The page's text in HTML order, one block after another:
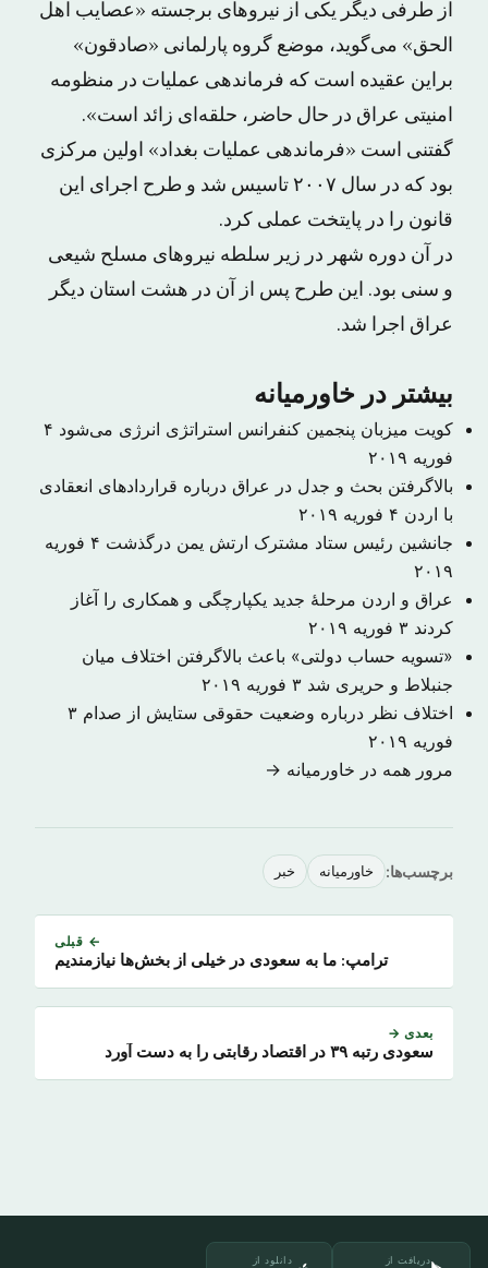
از طرفی دیگر یکی از نیروهای برجسته «عصایب اهل
الحق» می‌گوید، موضع گروه پارلمانی «صادقون»
براین عقیده است که فرماندهی عملیات در منظومه
امنیتی عراق در حال حاضر، حلقه‌ای زائد است».
گفتنی است «فرماندهی عملیات بغداد» اولین مرکزی
بود که در سال ۲۰۰۷ تاسیس شد و طرح اجرای این
قانون را در پایتخت عملی کرد.
در آن دوره شهر در زیر سلطه نیروهای مسلح شیعی
و سنی بود. این طرح پس از آن در هشت استان دیگر
عراق اجرا شد.
بیشتر در خاورمیانه
کویت میزبان پنجمین کنفرانس استراتژی انرژی می‌شود ۴
فوریه ۲۰۱۹
بالاگرفتن بحث و جدل در عراق درباره قراردادهای انعقادی
با اردن ۴ فوریه ۲۰۱۹
جانشین رئیس ستاد مشترک ارتش یمن درگذشت
۴ فوریه
۲۰۱۹
عراق و اردن مرحلهٔ جدید یکپارچگی و همکاری را آغاز
کردند ۳ فوریه ۲۰۱۹
«تسویه حساب دولتی» باعث بالاگرفتن اختلاف میان
جنبلاط و حریری شد ۳ فوریه ۲۰۱۹
اختلاف نظر درباره وضعیت حقوقی ستایش از صدام ۳
فوریه ۲۰۱۹
مرور همه در خاورمیانه →
برچسب‌ها: خاورمیانه خبر
← قبلی
ترامپ: ما به سعودی در خیلی از بخش‌ها نیازمندیم
بعدی →
سعودی رتبه ۳۹ در اقتصاد رقابتی را به دست آورد
دریافت از دانلود از